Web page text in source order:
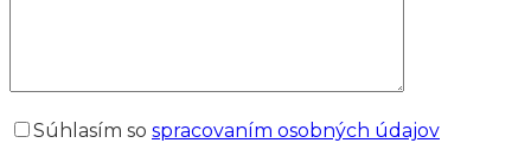
Súhlasím so spracovaním osobných údajov